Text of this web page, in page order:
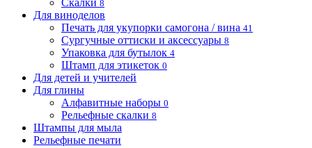
Скалки 8
Для виноделов
Печать для укупорки самогона / вина 41
Сургучные оттиски и аксессуары 8
Упаковка для бутылок 4
Штамп для этикеток 0
Для детей и учителей
Для глины
Алфавитные наборы 0
Рельефные скалки 8
Штампы для мыла
Рельефные печати